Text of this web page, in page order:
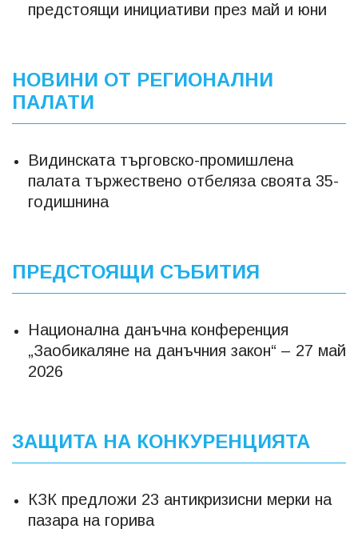
предстоящи инициативи през май и юни
НОВИНИ ОТ РЕГИОНАЛНИ
ПАЛАТИ
Видинската търговско-промишлена
палата тържествено отбеляза своята 35-
годишнина
ПРЕДСТОЯЩИ СЪБИТИЯ
Национална данъчна конференция
„Заобикаляне на данъчния закон“ – 27 май
2026
ЗАЩИТА НА КОНКУРЕНЦИЯТА
КЗК предложи 23 антикризисни мерки на
пазара на горива